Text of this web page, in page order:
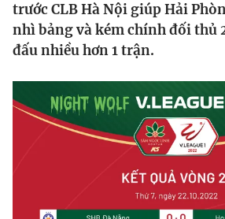
Bóng đá
Các môn khác
Bên lề
trước CLB Hà Nội giúp Hải
nhì bảng và kém chính đối thủ
đấu nhiều hơn 1 trận.